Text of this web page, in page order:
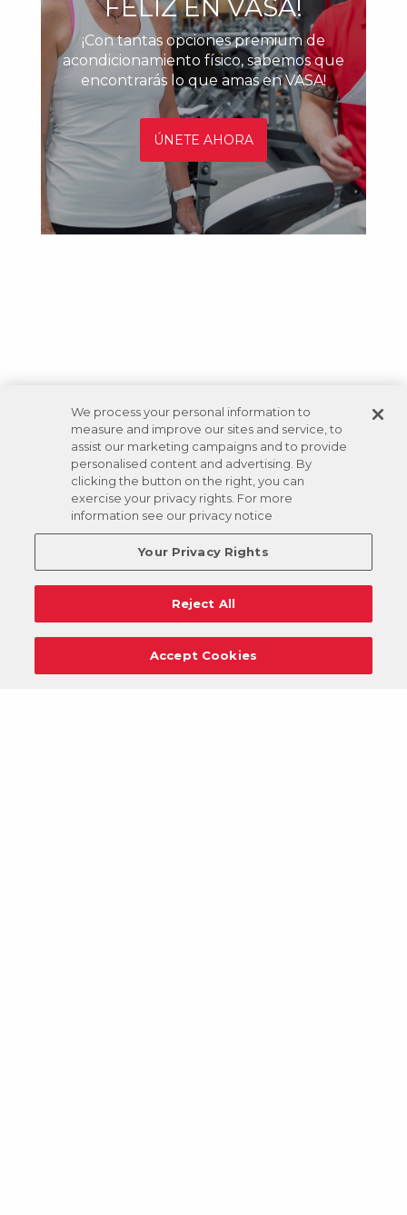
FELIZ EN VASA!
¡Con tantas opciones premium de
acondicionamiento físico, sabemos que
encontrarás lo que amas en VASA!
ÚNETE AHORA
We process your personal information to
measure and improve our sites and service, to
assist our marketing campaigns and to provide
personalised content and advertising. By
clicking the button on the right, you can
exercise your privacy rights. For more
information see our privacy notice
Your Privacy Rights
Reject All
Accept Cookies